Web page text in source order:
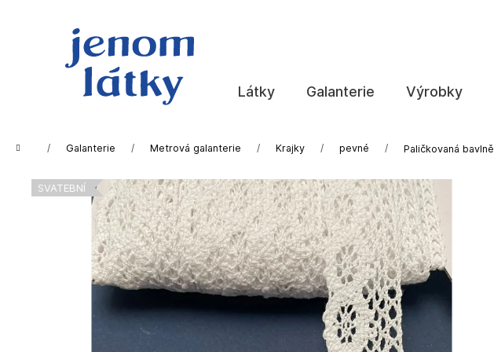
Látky Galanterie Výrobky
Domů Galanterie Metrová galanterie Krajky pevné Paličkovaná
SVATEBNÍ
Zpět
Zpět
Co